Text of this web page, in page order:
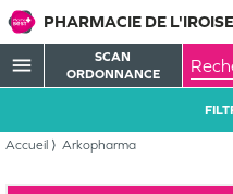
PHARMACIE DE
menu
SCAN
ORDONNANCE
Accueil Arkopharma